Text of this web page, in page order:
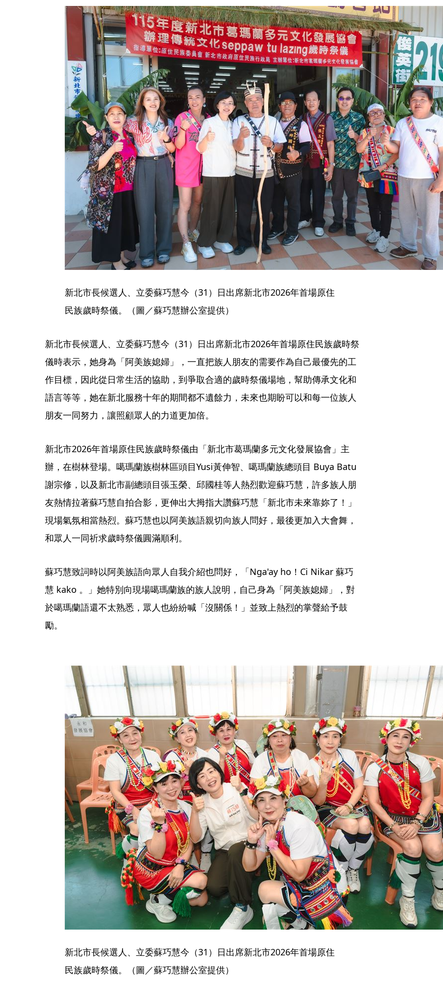
新北市長候選人、立委蘇巧慧今（31）日出席新北市2026年首場原住
民族歲時祭儀。（圖／蘇巧慧辦公室提供）
新北市長候選人、立委蘇巧慧今（31）日出席新北市2026年首場原住民族歲時祭
儀時表示，她身為「阿美族媳婦」，一直把族人朋友的需要作為自己最優先的工
作目標，因此從日常生活的協助，到爭取合適的歲時祭儀場地，幫助傳承文化和
語言等等，她在新北服務十年的期間都不遺餘力，未來也期盼可以和每一位族人
朋友一同努力，讓照顧眾人的力道更加倍。
新北市2026年首場原住民族歲時祭儀由「新北市葛瑪蘭多元文化發展協會」主
辦，在樹林登場。噶瑪蘭族樹林區頭目Yusi黃伸智、噶瑪蘭族總頭目 Buya Batu
謝宗修，以及新北市副總頭目張玉榮、邱國桂等人熱烈歡迎蘇巧慧，許多族人朋
友熱情拉著蘇巧慧自拍合影，更伸出大拇指大讚蘇巧慧「新北市未來靠妳了！」
現場氣氛相當熱烈。蘇巧慧也以阿美族語親切向族人問好，最後更加入大會舞，
和眾人一同祈求歲時祭儀圓滿順利。
蘇巧慧致詞時以阿美族語向眾人自我介紹也問好，「Nga'ay ho！Ci Nikar 蘇巧
慧 kako 。」她特別向現場噶瑪蘭族的族人說明，自己身為「阿美族媳婦」，對
於噶瑪蘭語還不太熟悉，眾人也紛紛喊「沒關係！」並致上熱烈的掌聲給予鼓
勵。
新北市長候選人、立委蘇巧慧今（31）日出席新北市2026年首場原住
民族歲時祭儀。（圖／蘇巧慧辦公室提供）